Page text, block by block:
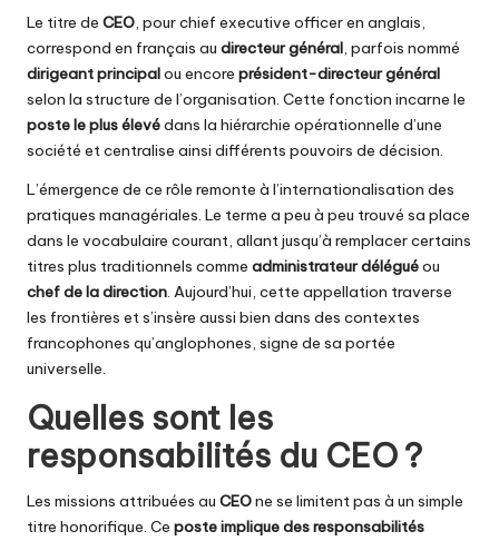
Le titre de CEO, pour chief executive officer en anglais,
correspond en français au directeur général, parfois nommé
dirigeant principalou encore président-directeur général
selon la structure de l’organisation. Cette fonction incarne le
poste le plus élevédans la hiérarchie opérationnelle d’une
société et centralise ainsi différents pouvoirs de décision.
L’émergence de ce rôle remonte à l’internationalisation des
pratiques managériales. Le terme a peu à peu trouvé sa place
dans le vocabulaire courant, allant jusqu’à remplacer certains
titres plus traditionnels comme administrateur déléguéou
chef de la direction. Aujourd’hui, cette appellation traverse
les frontières et s’insère aussi bien dans des contextes
francophones qu’anglophones, signe de sa portée
universelle.
Quelles sont les
responsabilités du CEO ?
Les missions attribuées au CEOne se limitent pas à un simple
titre honorifique. Ce poste implique des responsabilités